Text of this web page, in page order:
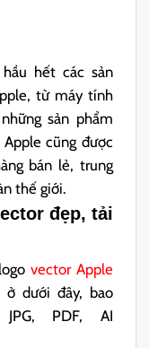
hết các sản
từ máy tính
sản phẩm
cũng được
bán lẻ, trung
thế giới.
đẹp, tải
vector Apple
ở dưới đây, bao
PDF, AI